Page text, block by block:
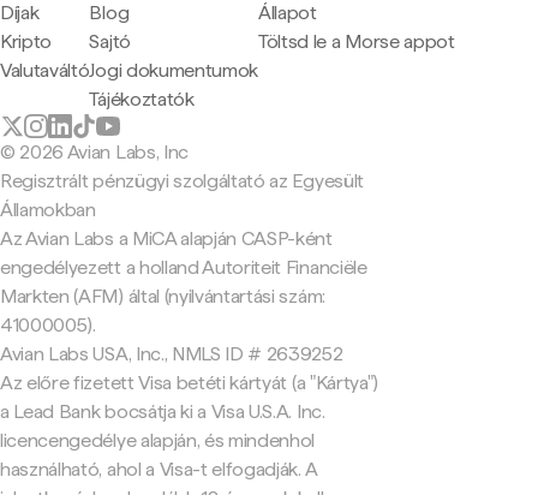
Díjak
Kripto
Valutaváltó
Blog
Sajtó
Jogi dokumentumok
Tájékoztatók
Állapot
Töltsd le a Morse appot
© 2026 Avian Labs, Inc
Regisztrált pénzügyi szolgáltató az Egyesült
Államokban
Az Avian Labs a MiCA alapján CASP-ként
engedélyezett a holland Autoriteit Financiële
Markten (AFM) által (nyilvántartási szám:
41000005).
Avian Labs USA, Inc., NMLS ID # 2639252
Az előre fizetett Visa betéti kártyát (a "Kártya")
a Lead Bank bocsátja ki a Visa U.S.A. Inc.
licencengedélye alapján, és mindenhol
használható, ahol a Visa-t elfogadják. A